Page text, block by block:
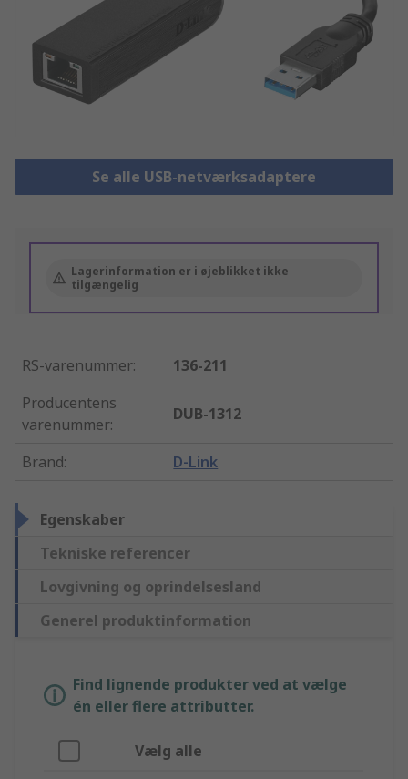
Se alle USB-netværksadaptere
Lagerinformation er i øjeblikket ikke
tilgængelig
RS-varenummer:
136-211
Producentens
varenummer:
DUB-1312
Brand: D-Link
Egenskaber
Tekniske referencer
Lovgivning og oprindelsesland
Generel produktinformation
Find lignende produkter ved at vælge
én eller flere attributter.
Vælg alle